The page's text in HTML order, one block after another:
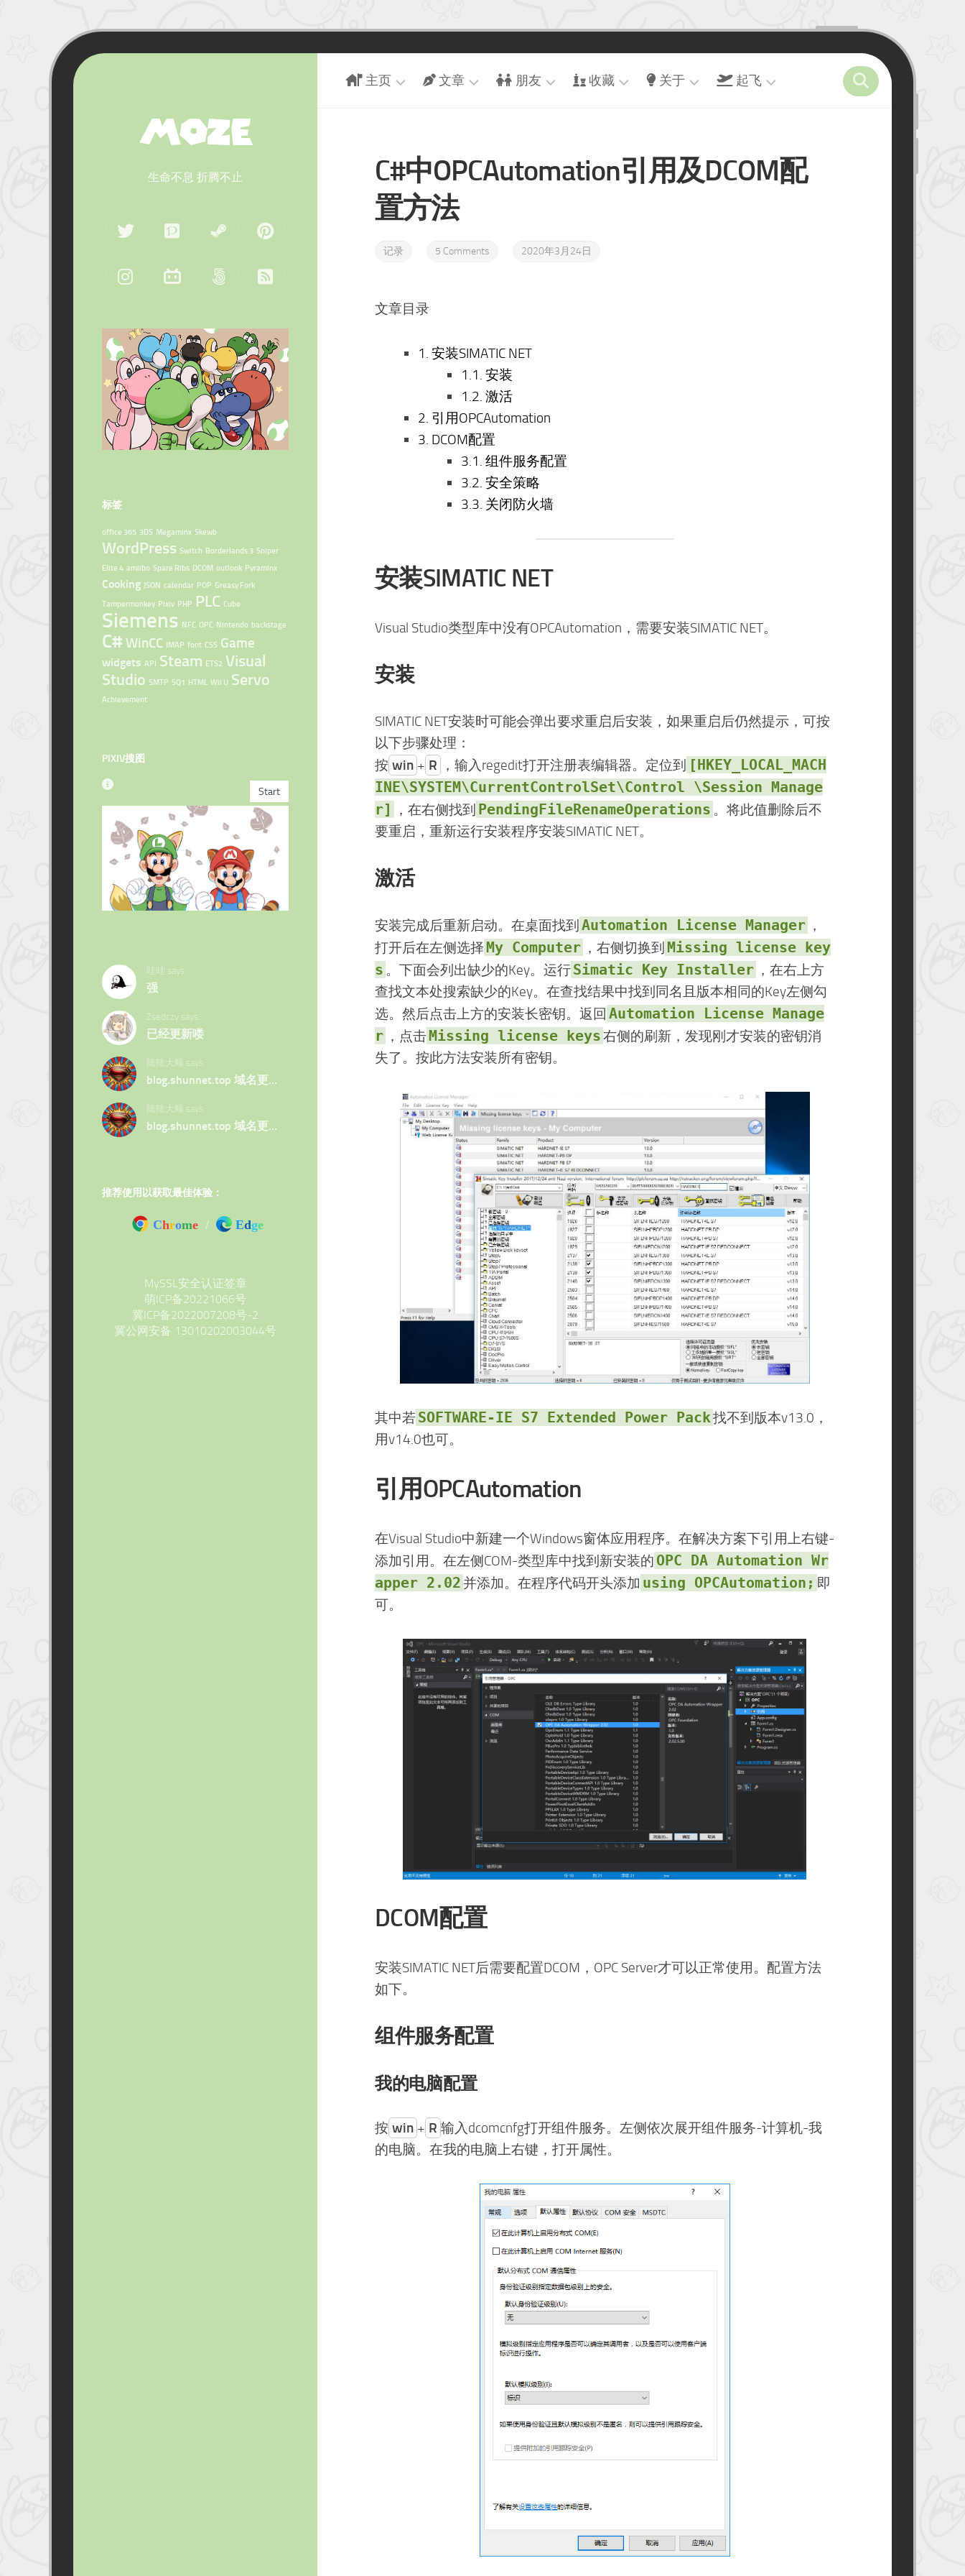
MOZE
生命不息 折腾不止
标签
office 365 3DS Megaminx Skewb
WordPress Switch Borderlands 3 Sniper
Elite 4 amiibo Spare Ribs DCOM outlook Pyraminx
Cooking JSON calendar POP Greasy Fork
Tampermonkey Pixiv PHP PLC Cube
Siemens NFC OPC Nintendo backstage
C# WinCC IMAP font CSS Game
widgets API Steam ETS2 Visual
Studio SMTP SQ1 HTML Wii U Servo
Achievement
PIXIV搜图
哇哇 says:
强
Zsedczy says:
已经更新喽
陆陆大顺 says:
blog.shunnet.top 域名更…
陆陆大顺 says:
blog.shunnet.top 域名更…
推荐使用以获取最佳体验：
Chrome/ Edge
MySSL安全认证签章
萌ICP备20221066号
冀ICP备2022007208号-2
冀公网安备 13010202003044号
主页 文章
章
时
光
轴
随
朋友
交
收藏
天
堂
追
番
足
迹
关于
留
言
起飞
友
链
C#中OPCAutomation引用及DCOM配
置方法
记录 5 Comments 2020年3月24日
文章目录
1. 安装SIMATIC NET
1.1. 安装
1.2. 激活
2. 引用OPCAutomation
3. DCOM配置
3.1. 组件服务配置
3.2. 安全策略
3.3. 关闭防火墙
安装SIMATIC NET
Visual Studio类型库中没有OPCAutomation，需要安装SIMATIC NET。
安装
SIMATIC NET安装时可能会弹出要求重启后安装，如果重启后仍然提示，可按
以下步骤处理：
按 win + R ，输入regedit打开注册表编辑器。定位到 [HKEY_LOCAL_MACH
INE\SYSTEM\CurrentControlSet\Control \Session Manage
r]
，在右侧找到 PendingFileRenameOperations 。将此值删除后不
要重启，重新运行安装程序安装SIMATIC NET。
激活
安装完成后重新启动。在桌面找到 Automation License Manager ，
打开后在左侧选择My Computer ，右侧切换到 Missing license key
s 。下面会列出缺少的Key。运行Simatic Key Installer ，在右上方
查找文本处搜索缺少的Key。在查找结果中找到同名且版本相同的Key左侧勾
选。然后点击上方的安装长密钥。返回 Automation License Manage
r ，点击Missing license keys右侧的刷新，发现刚才安装的密钥消
失了。按此方法安装所有密钥。
其中若SOFTWARE-IE S7 Extended Power Pack找不到版本v13.0，
用v14.0也可。
引用OPCAutomation
在Visual Studio中新建一个Windows窗体应用程序。在解决方案下引用上右键-
添加引用。在左侧COM-类型库中找到新安装的 OPC DA Automation Wr
apper 2.02 并添加。在程序代码开头添加 using OPCAutomation; 即
可。
DCOM配置
安装SIMATIC NET后需要配置DCOM，OPC Server才可以正常使用。配置方法
如下。
组件服务配置
我的电脑配置
按 win + R 输入dcomcnfg打开组件服务。左侧依次展开组件服务-计算机-我
的电脑。在我的电脑上右键，打开属性。